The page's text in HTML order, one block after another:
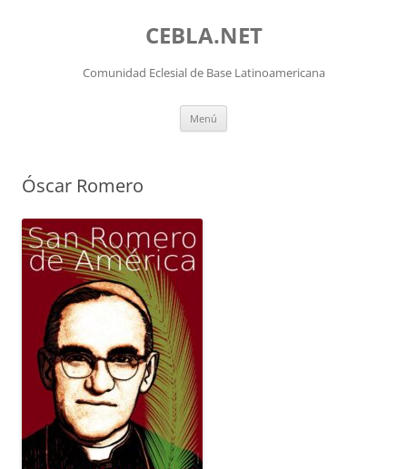
CEBLA.NET
Comunidad Eclesial de Base Latinoamericana
Menú
Óscar Romero